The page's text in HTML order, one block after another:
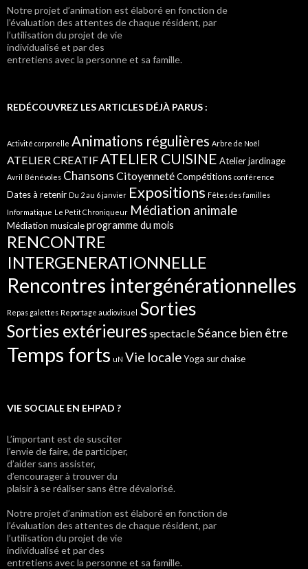
Notre projet d’animation est élaboré en fonction de
l’évaluation des attentes de chaque résident, par
l’utilisation du projet de vie
individualisé et par des
entretiens avec la personne et sa famille.
REDÉCOUVREZ LES ARTICLES DÉJÀ PARUS :
Activité corporelle Animations régulières Arbre de Noël
ATELIER CREATIFATELIER CUISINE Atelier jardinage
Avril Bénévoles Chansons CitoyennetéCompétitions conférence
Dates à retenir Du 2 au 6 janvier Expositions Fêtes des familles
Informatique Le Petit Chroniqueur Médiation animale
Médiation musicaleprogramme du mois
RENCONTRE
INTERGENERATIONNELLE
Rencontres intergénérationnelles
Repas galettes Reportage audiovisuel Sorties
Sorties extérieuresspectacleSéance bien être
Temps forts uN Vie localeYoga sur chaise
VIE SOCIALE EN EHPAD ?
L’important est de susciter
l’envie de faire, de participer,
d’aider sans assister,
d’encourager à trouver du
plaisir à se réaliser sans être dévalorisé.
Notre projet d’animation est élaboré en fonction de
l’évaluation des attentes de chaque résident, par
l’utilisation du projet de vie
individualisé et par des
entretiens avec la personne et sa famille.